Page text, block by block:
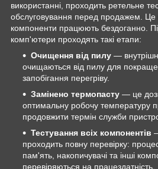
використанні, проходить ретельне
обслуговування перед продажем. Це
компоненти працюють бездоганно.
комп'ютери проходять такі етапи:
Очищення від пилу —
очищаються від пилу для
запобігання перегріву.
Замінено термопасту — це
оптимальну робочу температуру
продовжити термін служби
Тестування всіх компонентів
проходить повну перевірку:
пам'ять, накопичувачі та інші
перевіряються на працездатність.